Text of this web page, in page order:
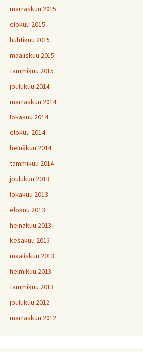
marraskuu 2015
elokuu 2015
huhtikuu 2015
maaliskuu 2015
tammikuu 2015
joulukuu 2014
marraskuu 2014
lokakuu 2014
elokuu 2014
heinäkuu 2014
tammikuu 2014
joulukuu 2013
lokakuu 2013
elokuu 2013
heinäkuu 2013
kesäkuu 2013
maaliskuu 2013
helmikuu 2013
tammikuu 2013
joulukuu 2012
marraskuu 2012